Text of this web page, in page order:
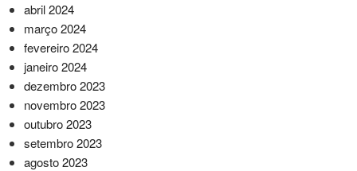
abril 2024
março 2024
fevereiro 2024
janeiro 2024
dezembro 2023
novembro 2023
outubro 2023
setembro 2023
agosto 2023